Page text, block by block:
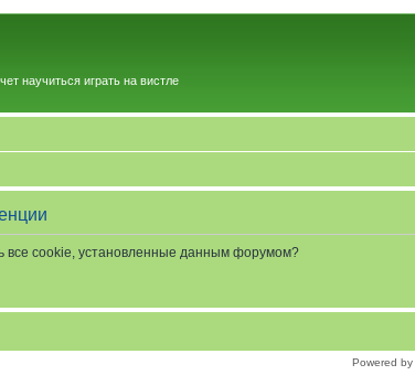
научиться играть на вистле
все cookie, установленные данным форумом?
Powered by